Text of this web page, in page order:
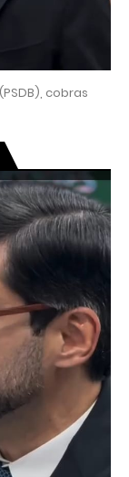
cobras